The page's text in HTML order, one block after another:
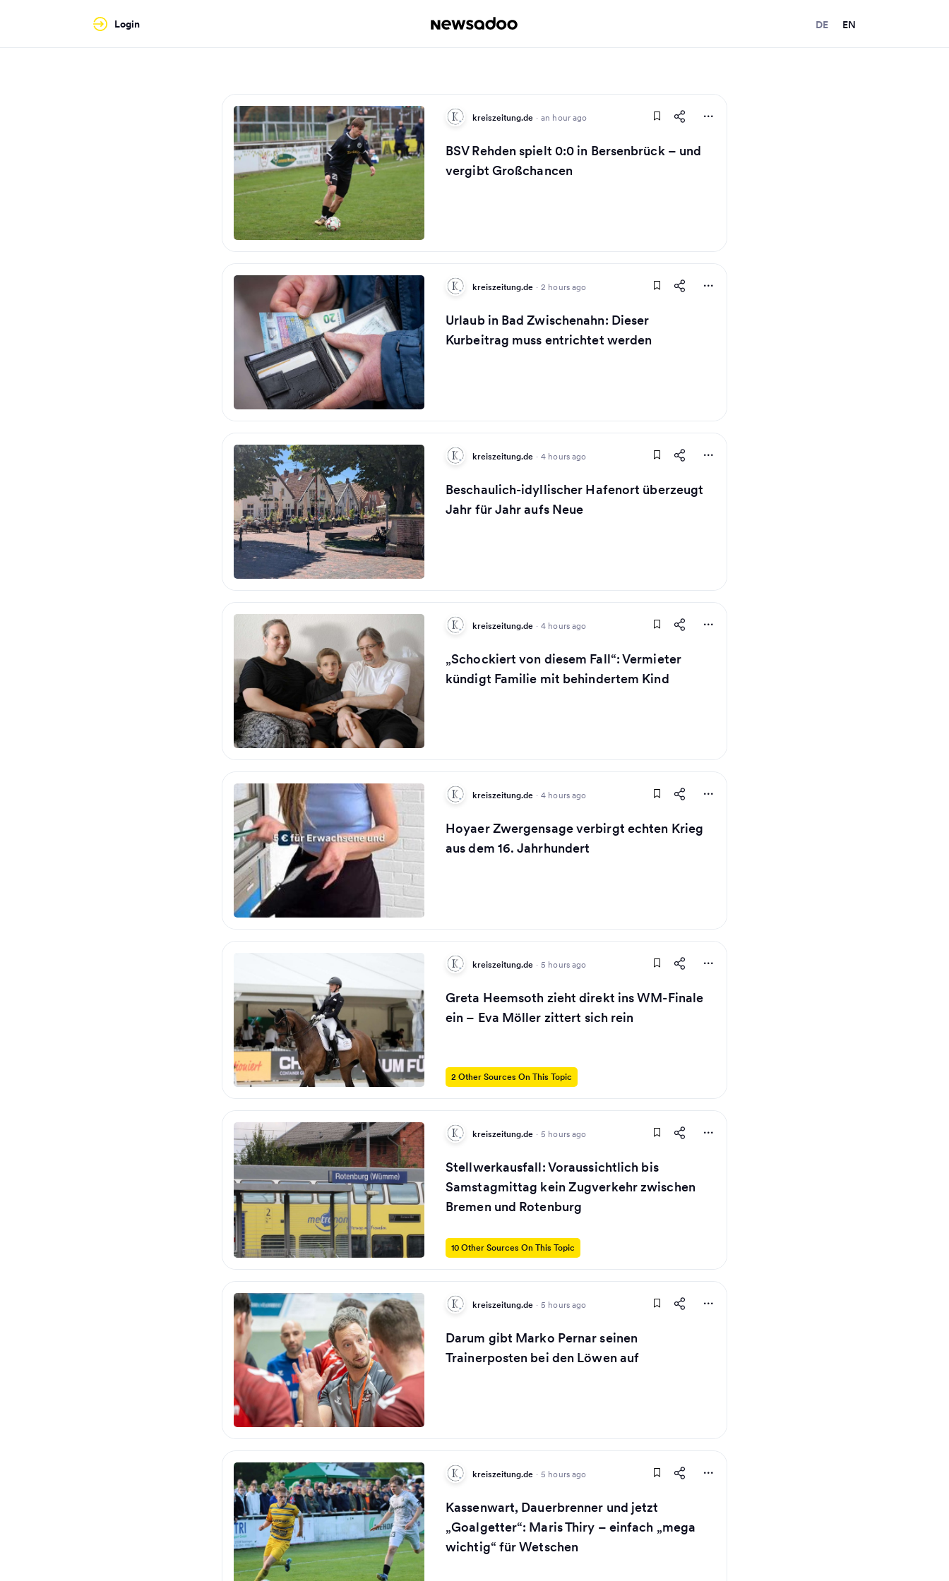
Login DE EN
kreiszeitung.de · an hour ago
BSV Rehden spielt 0:0 in Bersenbrück – und
vergibt Großchancen
kreiszeitung.de · 2 hours ago
Urlaub in Bad Zwischenahn: Dieser
Kurbeitrag muss entrichtet werden
kreiszeitung.de · 4 hours ago
Beschaulich-idyllischer Hafenort überzeugt
Jahr für Jahr aufs Neue
kreiszeitung.de · 4 hours ago
„Schockiert von diesem Fall“: Vermieter
kündigt Familie mit behindertem Kind
kreiszeitung.de · 4 hours ago
Hoyaer Zwergensage verbirgt echten Krieg
aus dem 16. Jahrhundert
kreiszeitung.de · 5 hours ago
Greta Heemsoth zieht direkt ins WM-Finale
ein – Eva Möller zittert sich rein
2 Other Sources On This Topic
kreiszeitung.de · 5 hours ago
Stellwerkausfall: Voraussichtlich bis
Samstagmittag kein Zugverkehr zwischen
Bremen und Rotenburg
10 Other Sources On This Topic
kreiszeitung.de · 5 hours ago
Darum gibt Marko Pernar seinen
Trainerposten bei den Löwen auf
kreiszeitung.de · 5 hours ago
Kassenwart, Dauerbrenner und jetzt
„Goalgetter“: Maris Thiry – einfach „mega
wichtig“ für Wetschen